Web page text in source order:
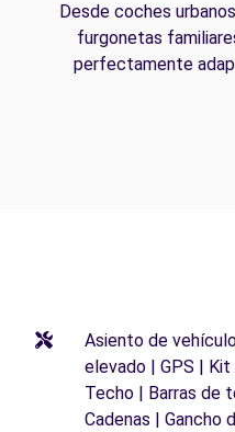
Desde coches
furgonetas
perfectamente
Asiento de
elevado | GPS |
Techo | Barras de
Cadenas | Gancho